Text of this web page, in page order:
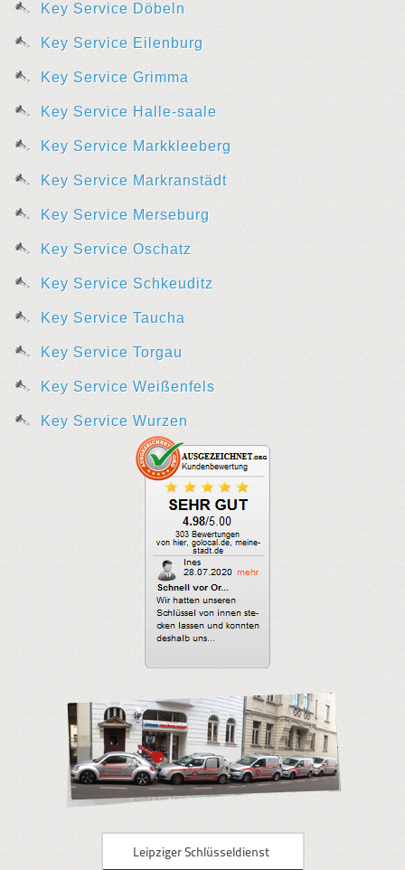
Key Service Döbeln
Key Service Eilenburg
Key Service Grimma
Key Service Halle-saale
Key Service Markkleeberg
Key Service Markranstädt
Key Service Merseburg
Key Service Oschatz
Key Service Schkeuditz
Key Service Taucha
Key Service Torgau
Key Service Weißenfels
Key Service Wurzen